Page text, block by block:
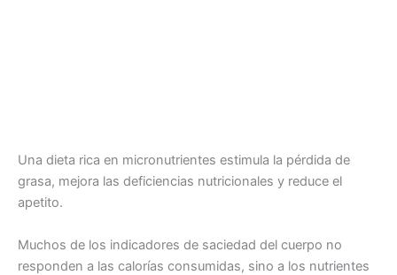
Una dieta rica en micronutrientes estimula la pérdida de
grasa, mejora las deficiencias nutricionales y reduce el
apetito.
Muchos de los indicadores de saciedad del cuerpo no
responden a las calorías consumidas, sino a los nutrientes